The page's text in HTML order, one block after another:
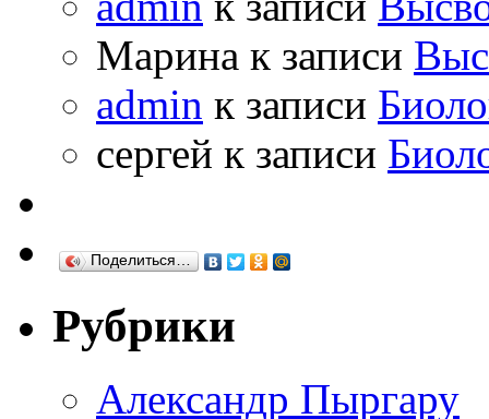
Марина к записи
admin к записи
сергей к записи
Поделиться…
Рубрики
Александр Пыргару